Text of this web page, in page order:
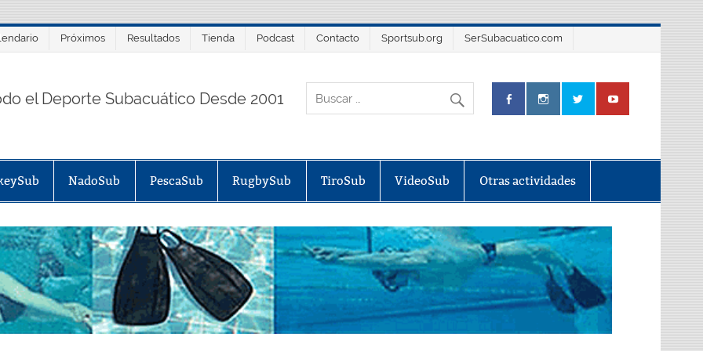
Próximos Resultados Tienda Podcast Contacto Sportsub.org SerSubacuatico.com
el Deporte Subacuático Desde 2001
NadoSub PescaSub RugbySub TiroSub VideoSub Otras actividades